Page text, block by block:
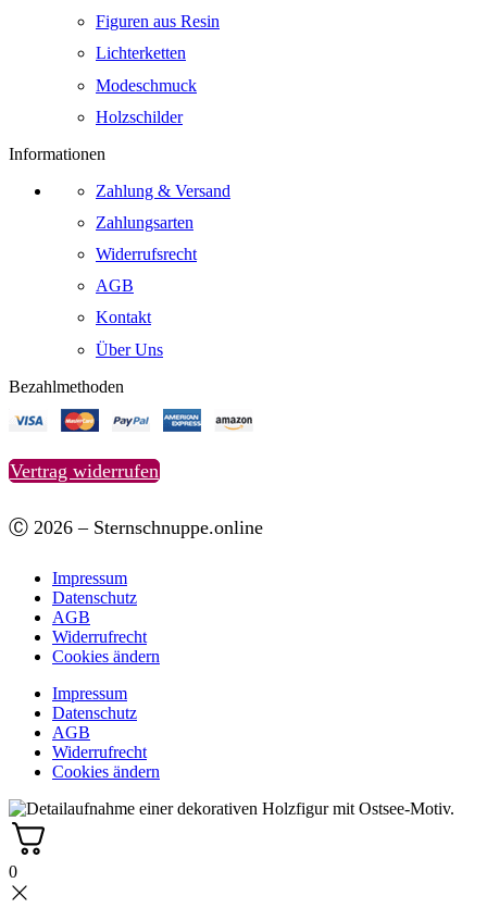
Figuren aus Resin
Lichterketten
Modeschmuck
Holzschilder
Informationen
Zahlung & Versand
Zahlungsarten
Widerrufsrecht
AGB
Kontakt
Über Uns
Bezahlmethoden
Vertrag widerrufen
Ⓒ 2026 – Sternschnuppe.online
Impressum
Datenschutz
AGB
Widerrufrecht
Cookies ändern
Impressum
Datenschutz
AGB
Widerrufrecht
Cookies ändern
0